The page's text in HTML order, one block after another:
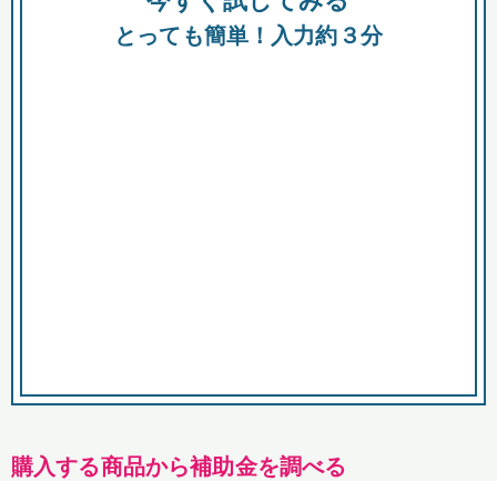
とっても簡単！入力約３分
購入する商品から補助金を調べる